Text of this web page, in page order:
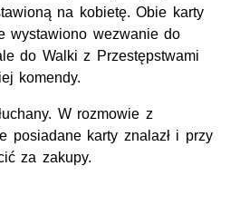
na kobietę. Obie karty
wystawiono wezwanie do
do Walki z Przestępstwami
komendy.
W rozmowie z
posiadane karty znalazł i przy
za zakupy.